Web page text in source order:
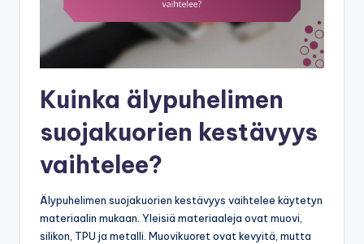
Kuinka älypuhelimen
suojakuorien kestävyys
vaihtelee?
Älypuhelimen suojakuorien kestävyys vaihtelee käytetyn
materiaalin mukaan. Yleisiä materiaaleja ovat muovi,
silikon, TPU ja metalli. Muovikuoret ovat kevyitä, mutta